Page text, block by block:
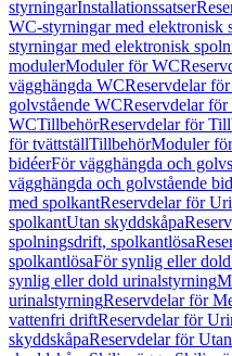
styrningarInstallationssatser
WC-styrningar med elektronisk
styrningar med elektronisk
modulerModuler för WC
vägghängda WCReservdelar
golvstående WCReservdelar
WCTillbehörReservdelar för
för tvättställTillbehörModuler
bidéerFör vägghängda och
vägghängda och golvstående
med spolkantReservdelar för
spolkantUtan skyddskåpa
spolningsdrift, spolkantlösa
spolkantlösaFör synlig eller
synlig eller dold urinalstyrning
urinalstyrningReservdelar för
vattenfri driftReservdelar för
skyddskåpaReservdelar för Utan